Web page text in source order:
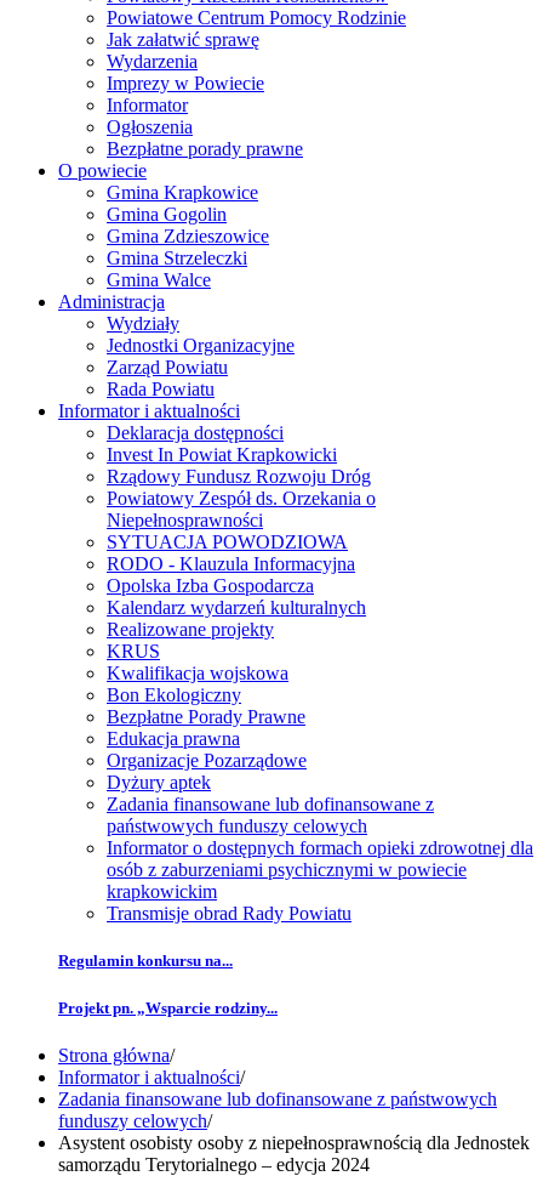
Powiatowe Centrum Pomocy Rodzinie
Jak załatwić sprawę
Wydarzenia
Imprezy w Powiecie
Informator
Ogłoszenia
Bezpłatne porady prawne
O powiecie
Gmina Krapkowice
Gmina Gogolin
Gmina Zdzieszowice
Gmina Strzeleczki
Gmina Walce
Administracja
Wydziały
Jednostki Organizacyjne
Zarząd Powiatu
Rada Powiatu
Informator i aktualności
Deklaracja dostępności
Invest In Powiat Krapkowicki
Rządowy Fundusz Rozwoju Dróg
Powiatowy Zespół ds. Orzekania o
Niepełnosprawności
SYTUACJA POWODZIOWA
RODO - Klauzula Informacyjna
Opolska Izba Gospodarcza
Kalendarz wydarzeń kulturalnych
Realizowane projekty
KRUS
Kwalifikacja wojskowa
Bon Ekologiczny
Bezpłatne Porady Prawne
Edukacja prawna
Organizacje Pozarządowe
Dyżury aptek
Zadania finansowane lub dofinansowane z
państwowych funduszy celowych
Informator o dostępnych formach opieki zdrowotnej dla
osób z zaburzeniami psychicznymi w powiecie
krapkowickim
Transmisje obrad Rady Powiatu
Regulamin konkursu na...
Projekt pn. „Wsparcie rodziny...
Strona główna/
Informator i aktualności/
Zadania finansowane lub dofinansowane z państwowych
funduszy celowych/
Asystent osobisty osoby z niepełnosprawnością dla Jednostek
samorządu Terytorialnego – edycja 2024